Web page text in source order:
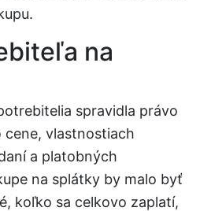
na
spravidla právo
cene, vlastnostiach
a platobných
na splátky by malo byť
koľko sa celkovo zaplatí,